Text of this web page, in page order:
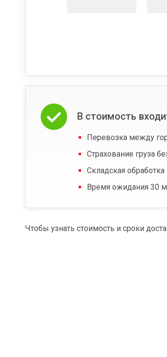
В стоимость
Перевозка между
Страхование груза
Складская обработка
Время ожидания 30
Чтобы узнать стоимость и сроки